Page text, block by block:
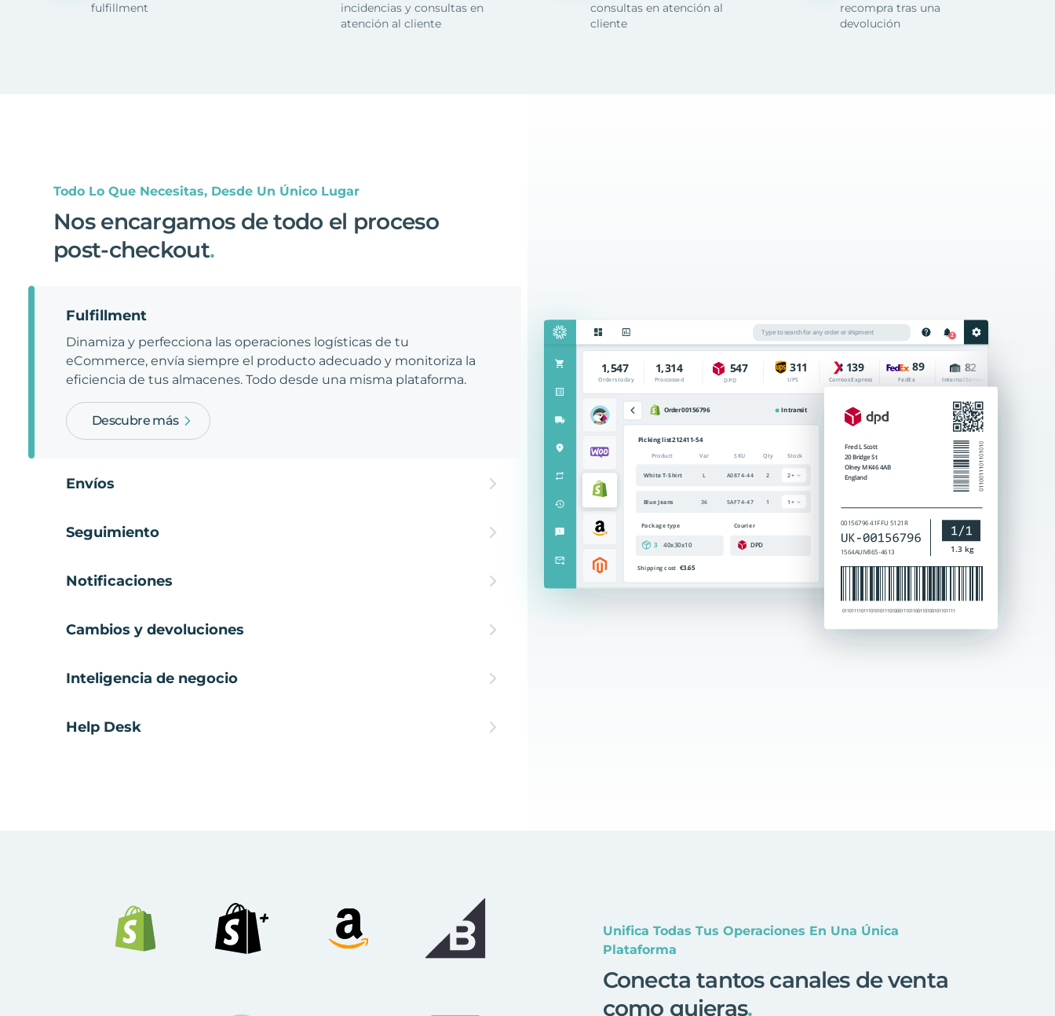
fulfillment
incidencias y consultas en
atención al cliente
consultas en atención al
cliente
recompra tras una
devolución
Todo Lo Que Necesitas, Desde Un Único Lugar
Nos encargamos de todo el proceso
post-checkout.
Fulfillment
Dinamiza y perfecciona las operaciones logísticas de tu
eCommerce, envía siempre el producto adecuado y monitoriza la
eficiencia de tus almacenes. Todo desde una misma plataforma.
Descubre más
Envíos
Seguimiento
Notificaciones
Cambios y devoluciones
Inteligencia de negocio
Help Desk
Unifica Todas Tus Operaciones En Una Única
Plataforma
Conecta tantos canales de venta
como quieras.